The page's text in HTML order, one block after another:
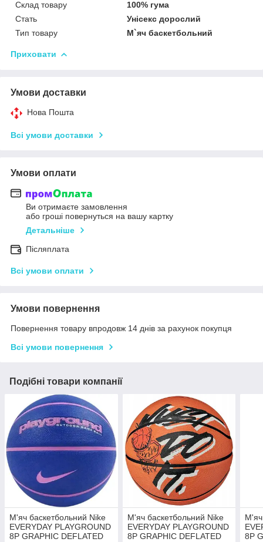
Склад товару
100% гума
Стать
Унісекс дорослий
Тип товару
М`яч баскетбольний
Приховати
Умови доставки
Нова Пошта
Всі умови доставки
Умови оплати
Ви отримаєте замовлення
або гроші повернуться на вашу картку
Детальніше
Післяплата
Всі умови оплати
Умови повернення
Повернення товару впродовж 14 днів за рахунок покупця
Всі умови повернення
Подібні товари компанії
М'яч баскетбольний Nike
EVERYDAY PLAYGROUND
8P GRAPHIC DEFLATED
М'яч баскетбольний Nike
EVERYDAY PLAYGROUND
8P GRAPHIC DEFLATED
М'яч
8P